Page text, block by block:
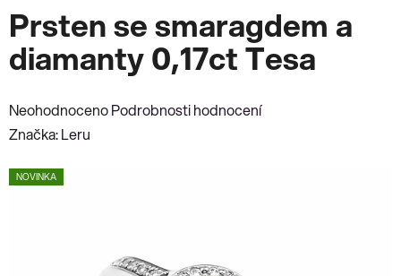
Prsten se smaragdem a
diamanty 0,17ct Tesa
Průměrné
hodnocení
je
NeohodnocenoPodrobnosti hodnocení
Značka:Leru
NOVINKA